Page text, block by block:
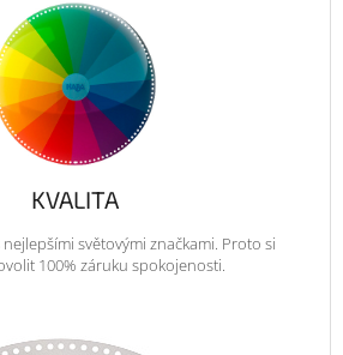
KVALITA
světovými značkami. Proto si
100% záruku spokojenosti.